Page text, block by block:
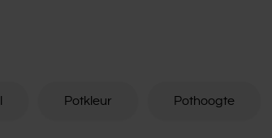
Potkleur Pothoogte